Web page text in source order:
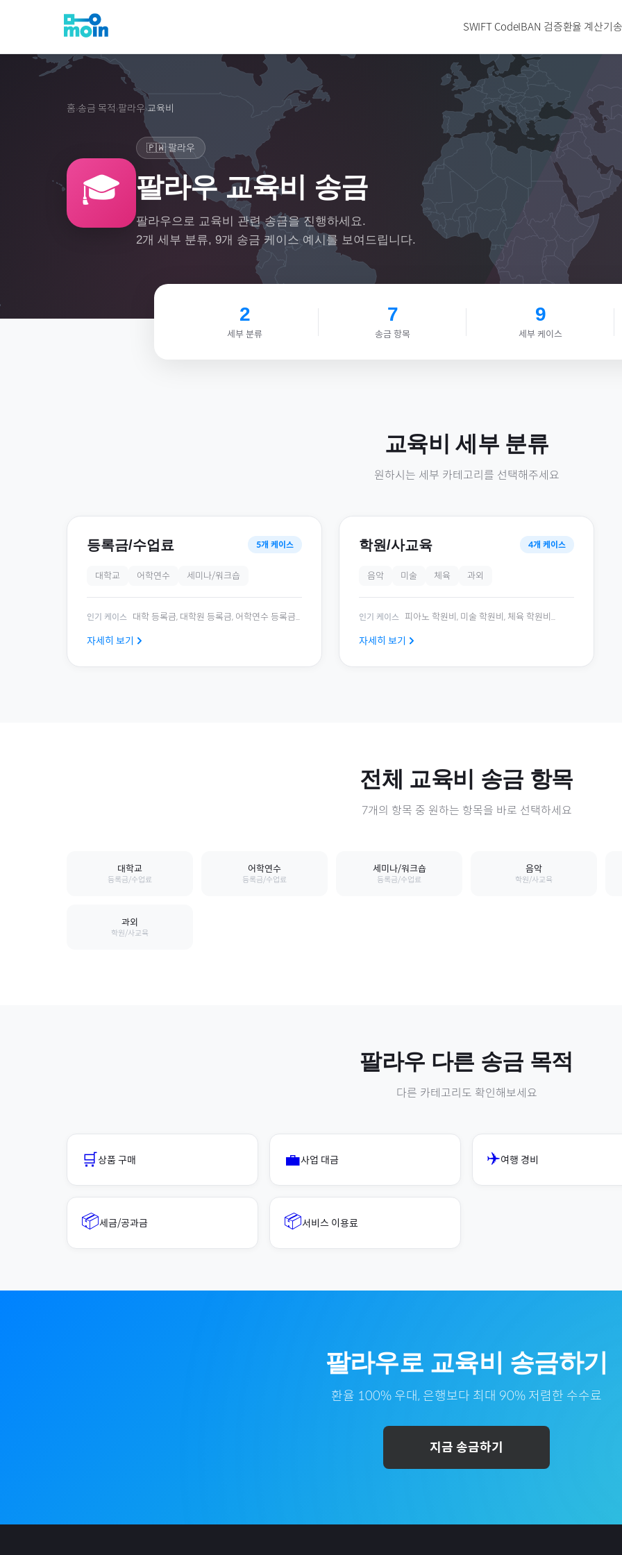
SWIFT CodeIBAN 검증환율 계산기
홈›송금 목적 ›팔라우›교육비
🎓
🇵🇼 팔라우
팔라우 교육비 송금
팔라우으로 교육비 관련 송금을 진행하세요.
2개 세부 분류, 9개 송금 케이스 예시를 보여드립니다.
2
세부 분류
7
송금 항목
9
세부 케이스
교육비 세부 분류
원하시는 세부 카테고리를 선택해주세요
등록금/수업료 5개 케이스
대학교 어학연수 세미나/워크숍
인기 케이스 대학 등록금, 대학원 등록금, 어학연수 등록금...
자세히 보기
학원/사교육 4개 케이스
음악 미술 체육 과외
인기 케이스 피아노 학원비, 미술 학원비, 체육 학원비 ...
자세히 보기
전체 교육비 송금 항목
7개의 항목 중 원하는 항목을 바로 선택하세요
대학교
등록금/수업료
어학연수
등록금/수업료
세미나/워크숍
등록금/수업료
음악
학원/사교육
과외
학원/사교육
팔라우 다른 송금 목적
다른 카테고리도 확인해보세요
🛒상품 구매 💼사업 대금 ✈️여행 경비
📦세금/공과금 📦서비스 이용료
팔라우로 교육비 송금하기
환율 100% 우대, 은행보다 최대 90% 저렴한 수수료
지금 송금하기